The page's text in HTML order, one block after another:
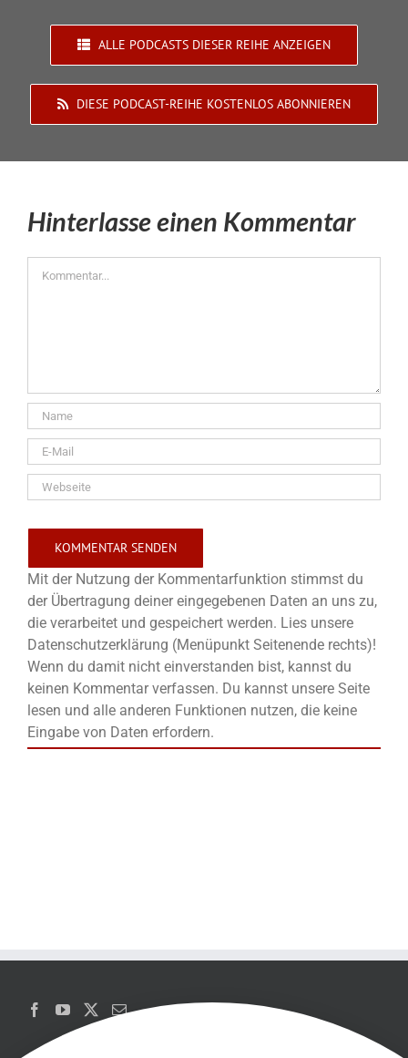
ALLE PODCASTS DIESER REIHE ANZEIGEN
DIESE PODCAST-REIHE KOSTENLOS ABONNIEREN
Hinterlasse einen Kommentar
Mit der Nutzung der Kommentarfunktion stimmst du
der Übertragung deiner eingegebenen Daten an uns zu,
die verarbeitet und gespeichert werden. Lies unsere
Datenschutzerklärung (Menüpunkt Seitenende rechts)!
Wenn du damit nicht einverstanden bist, kannst du
keinen Kommentar verfassen. Du kannst unsere Seite
lesen und alle anderen Funktionen nutzen, die keine
Eingabe von Daten erfordern.